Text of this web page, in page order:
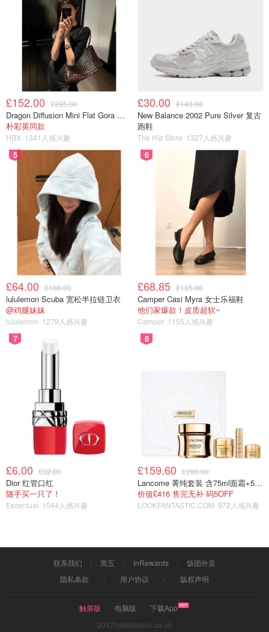
£152.00 £295.00
Dragon Diffusion Mini Flat Gora 深棕色手提包
朴彩英同款
HBX 1341人感兴趣
£30.00 £140.00
New Balance 2002 Pure Silver 复古
跑鞋
The Hip Store 1327人感兴趣
5
£64.00 £108.00
lululemon Scuba 宽松半拉链卫衣
@鸡腿妹妹
lululemon 1279人感兴趣
6
£68.85 £135.00
Camper Casi Myra 女士乐福鞋
他们家爆款！皮质超软~
Camper 1155人感兴趣
7
£6.00 £32.00
Dior 红管口红
随手买一只了！
Escentual 1044人感兴趣
8
£159.60 £280.00
Lancome 菁纯套装 含75ml面霜+5ml精华+5ml眼霜
价值£416 售完无补 码5OFF
LOOKFANTASTIC.COM 972人感兴趣
联系我们 黑五 InRewards
饭团外卖
隐私条款
用户协议 版权声明
触屏版 电脑版
下载App
2017©dealmoon.co.uk